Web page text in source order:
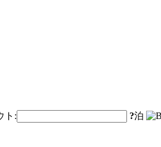
ト: ?泊